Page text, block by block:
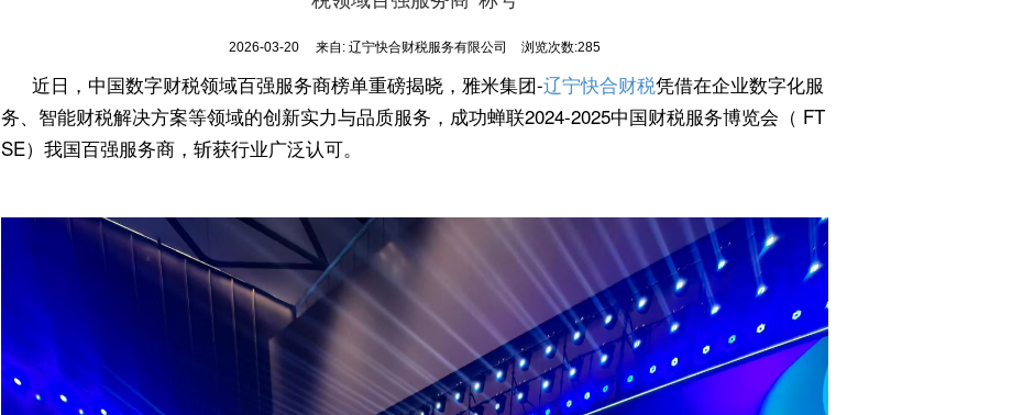
2026-03-20 来自: 辽宁快合财税服务有限公司 浏览次数:285
近日，中国数字财税领域百强服务商榜单重磅揭晓，雅米集团-辽宁快合财税凭借在企业数字化服
务、智能财税解决方案等领域的创新实力与品质服务，成功蝉联2024-2025中国财税服务博览会（ FT
SE）我国百强服务商，斩获行业广泛认可。